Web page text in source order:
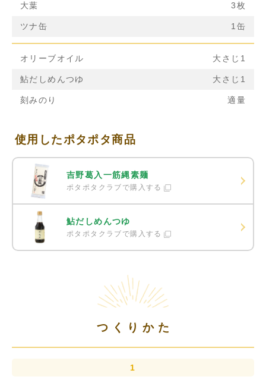
大葉 3枚
ツナ缶 1缶
オリーブオイル 大さじ1
鮎だしめんつゆ 大さじ1
刻みのり 適量
使用したポタポタ商品
吉野葛入一筋縄素麺
ポタポタクラブで購入する
鮎だしめんつゆ
ポタポタクラブで購入する
つくりかた